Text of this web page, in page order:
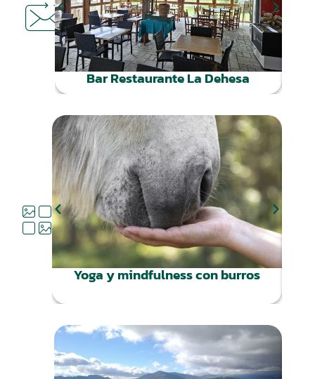
DÓNDE
COMER
Bar Restaurante La Dehesa
QUÉ
HACER
Yoga y mindfulness con burros